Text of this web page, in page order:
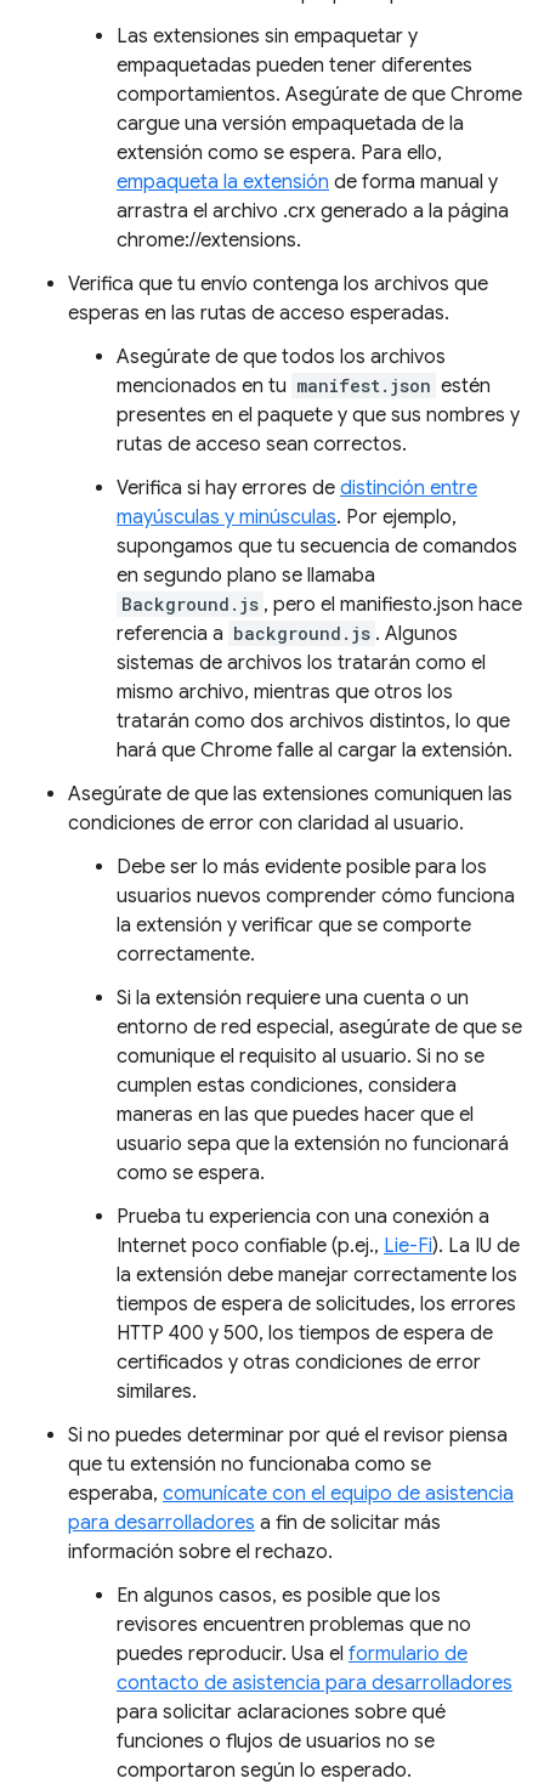
Las extensiones sin empaquetar y
empaquetadas pueden tener diferentes
comportamientos. Asegúrate de que Chrome
cargue una versión empaquetada de la
extensión como se espera. Para ello,
empaqueta la extensión de forma manual y
arrastra el archivo .crx generado a la página
chrome://extensions.
Verifica que tu envío contenga los archivos que
esperas en las rutas de acceso esperadas.
Asegúrate de que todos los archivos
mencionados en tu manifest.json estén
presentes en el paquete y que sus nombres y
rutas de acceso sean correctos.
Verifica si hay errores de distinción entre
mayúsculas y minúsculas. Por ejemplo,
supongamos que tu secuencia de comandos
en segundo plano se llamaba
Background.js , pero el manifiesto.json hace
referencia a background.js . Algunos
sistemas de archivos los tratarán como el
mismo archivo, mientras que otros los
tratarán como dos archivos distintos, lo que
hará que Chrome falle al cargar la extensión.
Asegúrate de que las extensiones comuniquen las
condiciones de error con claridad al usuario.
Debe ser lo más evidente posible para los
usuarios nuevos comprender cómo funciona
la extensión y verificar que se comporte
correctamente.
Si la extensión requiere una cuenta o un
entorno de red especial, asegúrate de que se
comunique el requisito al usuario. Si no se
cumplen estas condiciones, considera
maneras en las que puedes hacer que el
usuario sepa que la extensión no funcionará
como se espera.
Prueba tu experiencia con una conexión a
Internet poco confiable (p.ej., Lie-Fi). La IU de
la extensión debe manejar correctamente los
tiempos de espera de solicitudes, los errores
HTTP 400 y 500, los tiempos de espera de
certificados y otras condiciones de error
similares.
Si no puedes determinar por qué el revisor piensa
que tu extensión no funcionaba como se
esperaba, comunícate con el equipo de asistencia
para desarrolladores a fin de solicitar más
información sobre el rechazo.
En algunos casos, es posible que los
revisores encuentren problemas que no
puedes reproducir. Usa el formulario de
contacto de asistencia para desarrolladores
para solicitar aclaraciones sobre qué
funciones o flujos de usuarios no se
comportaron según lo esperado.